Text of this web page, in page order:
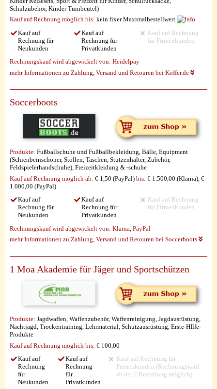
Schulzubehör, Kinder Turnbeutel)
Kauf auf Rechnung möglich bis: kein fixer Maximalbestellwert
Kauf auf
Rechnung für
Neukunden
Kauf auf
Rechnung für
Privatkunden
Kauf auf Rechnung
für Firmenkunden
Rechnungskauf wird abgewickelt von: Heidelpay
mehr Informationen zu Zahlung, Versand und Retouren bei Koffer.de
Soccerboots
Produkte: Fußballschuhe und Fußballbekleidung, Bälle, Equipment
(Schienbeinschoner, Stollen, Taschen, Stutzenhalter, Zubehör,
Feldspielerhandschuhe), Freizeitkleidung & -schuhe
Kauf auf Rechnung möglich ab: € 1,50 (PayPal) bis: € 1.500,00 (Klarna), €
1.000,00 (PayPal)
Kauf auf
Rechnung für
Neukunden
Kauf auf
Rechnung für
Privatkunden
Kauf auf Rechnung
für Firmenkunden
Rechnungskauf wird abgewickelt von: Klarna PayPal
mehr Informationen zu Zahlung, Versand und Retouren bei Soccerboots
1 Moa Akademie für Jäger und Sportschützen
Produkte: Jagdwaffen, Waffenzubehör, Waffenreinigung, Jagdausrüstung,
Nachtjagd, Trockentraining, Lehrmaterial, Schutzausrüstung, Erste-HIlfe-
Produkte
Kauf auf Rechnung möglich bis: € 100,00
Kauf auf
Rechnung
für
Neukunden
Kauf auf
Rechnung
für
Privatkunden
Kauf auf Rechnung für
Firmenkunden (Rechnungskauf
ab der 2 Bestellung möglich)